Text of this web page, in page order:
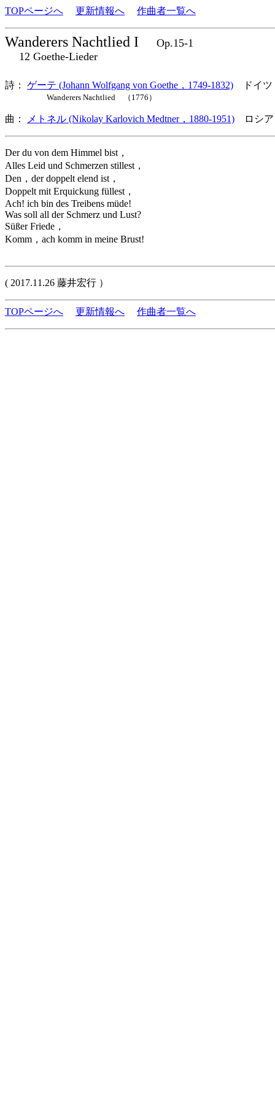
TOPページへ 更新情報へ 作曲者一覧へ
Wanderers Nachtlied I
Op.15-1
12 Goethe-Lieder
詩： ゲーテ (Johann Wolfgang von Goethe，1749-1832) ドイツ
Wanderers Nachtlied （1776）
曲： メトネル (Nikolay Karlovich Medtner，1880-1951) ロシ
Der du von dem Himmel bist，
Alles Leid und Schmerzen stillest，
Den，der doppelt elend ist，
Doppelt mit Erquickung füllest，
Ach! ich bin des Treibens müde!
Was soll all der Schmerz und Lust?
Süßer Friede，
Komm，ach komm in meine Brust!
( 2017.11.26 藤井宏行 ）
TOPページへ 更新情報へ 作曲者一覧へ